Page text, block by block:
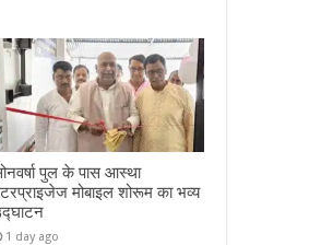
पुल के पास आस्था
मोबाइल शोरूम का भव्य
1 day ago